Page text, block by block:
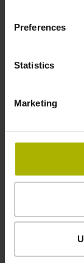
Preferences
Statistics
Marketing
Nieuw: ESR-
Bruggen,
bijzonder hoge